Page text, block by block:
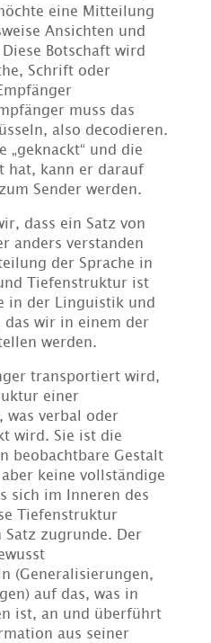
eine Mitteilung
Ansichten und
Botschaft wird
Schrift oder
muss das
also decodieren.
„geknackt“ und die
hat, kann er darauf
Sender werden.
dass ein Satz von
anders verstanden
der Sprache in
Tiefenstruktur ist
in der Linguistik und
wir in einem der
werden.
transportiert wird,
einer
was verbal oder
wird. Sie ist die
beobachtbare Gestalt
keine vollständige
sich im Inneren des
Tiefenstruktur
zugrunde. Der
(Generalisierungen,
auf das, was in
ist, an und überführt
aus seiner